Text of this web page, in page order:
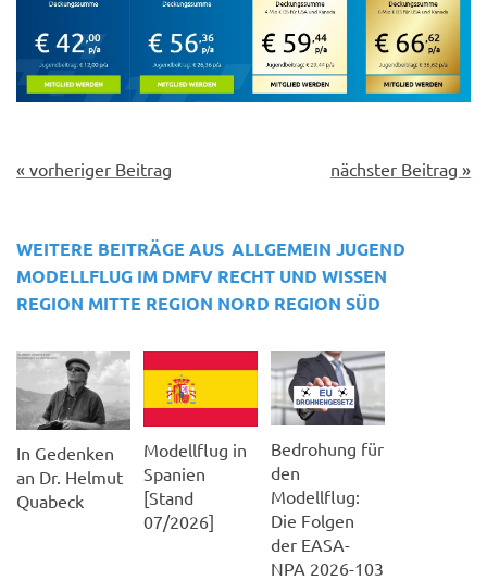
« vorheriger Beitrag nächster Beitrag »
WEITERE BEITRÄGE AUS ALLGEMEIN JUGEND
MODELLFLUG IM DMFV RECHT UND WISSEN
REGION MITTE REGION NORD REGION SÜD
In Gedenken
an Dr. Helmut
Quabeck
Modellflug in
Spanien
[Stand
07/2026]
Bedrohung für
den
Modellflug:
Die Folgen
der EASA-
NPA 2026-103